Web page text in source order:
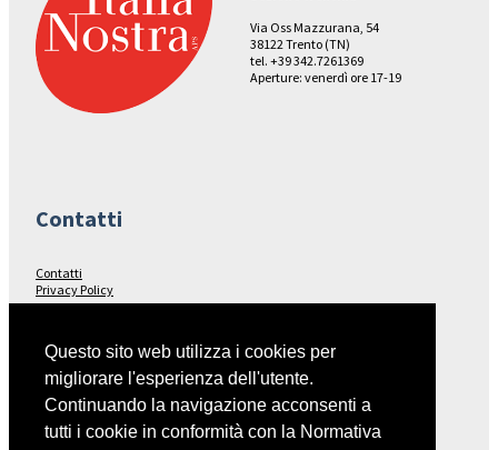
Via Oss Mazzurana, 54
38122 Trento (TN)
tel. +39 342.7261369
Aperture: venerdì ore 17-19
Contatti
Contatti
Privacy Policy
Seguici su…
Facebook
Questo sito web utilizza i cookies per
migliorare l'esperienza dell'utente.
Continuando la navigazione acconsenti a
tutti i cookie in conformità con la Normativa